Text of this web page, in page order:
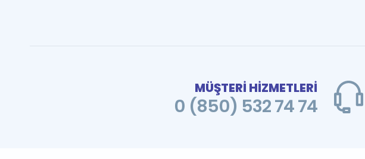
MÜŞTERİ HİZMETLERİ
0 (850) 532 74 74